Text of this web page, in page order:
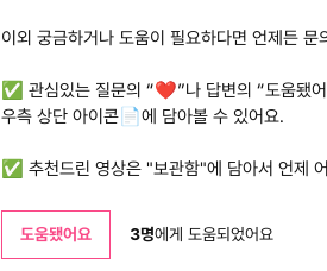
이외 궁금하거나 도움이 필요하다면 언제든
✅ 관심있는 질문의 “❤️”나 답변의 “도움됐어
우측 상단 아이콘📄에 담아볼 수 있어요.
✅ 추천드린 영상은 "보관함"에 담아서 언제
도움됐어요 3명에게 도움되었어요